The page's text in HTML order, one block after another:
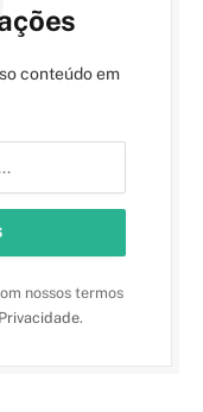
conteúdo em
nossos termos
.